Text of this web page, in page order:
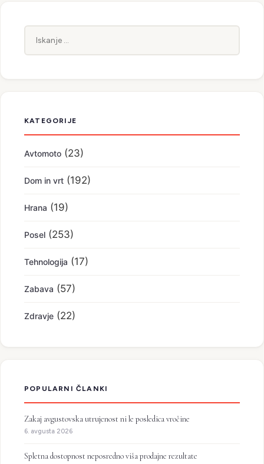
KATEGORIJE
Avtomoto (23)
Dom in vrt (192)
Hrana (19)
Posel (253)
Tehnologija (17)
Zabava (57)
Zdravje (22)
POPULARNI ČLANKI
Zakaj avgustovska utrujenost ni le posledica vročine
6. avgusta 2026
Spletna dostopnost neposredno viša prodajne rezultate